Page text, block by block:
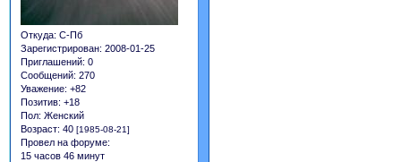
Откуда: С-Пб
Зарегистрирован: 2008-01-25
Приглашений: 0
Сообщений: 270
Уважение: +82
Позитив: +18
Пол: Женский
Возраст: 40 [1985-08-21]
Провел на форуме:
15 часов 46 минут